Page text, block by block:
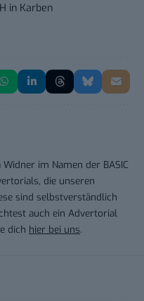
in Karben
im Namen der BASIC
die unseren
sind selbstverständlich
auch ein Advertorial
dich hier bei uns.